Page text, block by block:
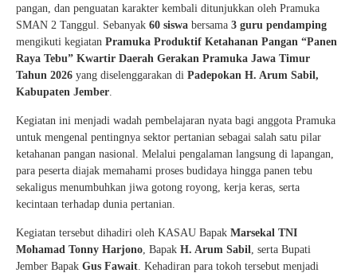
pangan, dan penguatan karakter kembali ditunjukkan oleh Pramuka
SMAN 2 Tanggul. Sebanyak 60 siswa bersama 3 guru pendamping
mengikuti kegiatan Pramuka Produktif Ketahanan Pangan “Panen
Raya Tebu” Kwartir Daerah Gerakan Pramuka Jawa Timur
Tahun 2026 yang diselenggarakan di Padepokan H. Arum Sabil,
Kabupaten Jember.
Kegiatan ini menjadi wadah pembelajaran nyata bagi anggota Pramuka
untuk mengenal pentingnya sektor pertanian sebagai salah satu pilar
ketahanan pangan nasional. Melalui pengalaman langsung di lapangan,
para peserta diajak memahami proses budidaya hingga panen tebu
sekaligus menumbuhkan jiwa gotong royong, kerja keras, serta
kecintaan terhadap dunia pertanian.
Kegiatan tersebut dihadiri oleh KASAU Bapak Marsekal TNI
Mohamad Tonny Harjono, Bapak H. Arum Sabil, serta Bupati
Jember Bapak Gus Fawait. Kehadiran para tokoh tersebut menjadi